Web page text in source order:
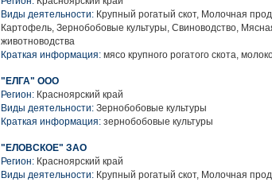
Виды деятельности: Крупный рогатый скот, Молочная
Картофель, Зернобобовые культуры, Свиноводство,
животноводства
Краткая информация: мясо крупного рогатого скота,
"ЕЛГА" ООО
Регион: Красноярский край
Виды деятельности: Зернобобовые культуры
Краткая информация: зернобобовые культуры
"ЕЛОВСКОЕ" ЗАО
Регион: Красноярский край
Виды деятельности: Крупный рогатый скот, Молочная